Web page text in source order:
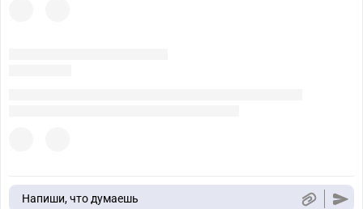
Напиши, что думаешь